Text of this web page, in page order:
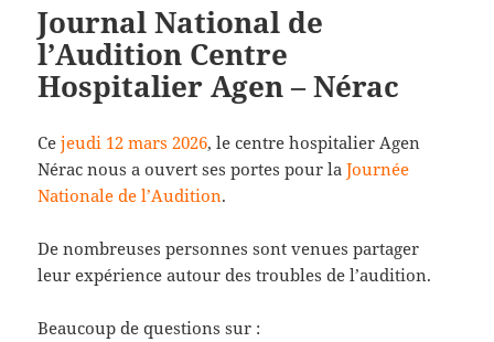
Journal National de
l’Audition Centre
Hospitalier Agen – Nérac
Cejeudi 12 mars 2026, le centre hospitalier Agen
Nérac nous a ouvert ses portes pour laJournée
Nationale de l’Audition.
De nombreuses personnes sont venues partager
leur expérience autour des troubles de l’audition.
Beaucoup de questions sur :